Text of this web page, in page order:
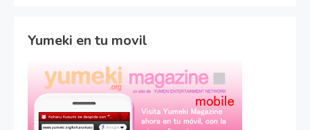
Yumeki en tu movil